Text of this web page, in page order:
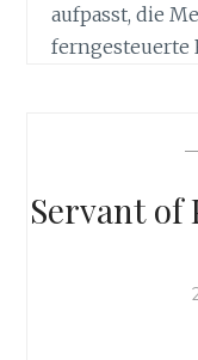
aufpasst, die
ferngesteuerte
Servant of